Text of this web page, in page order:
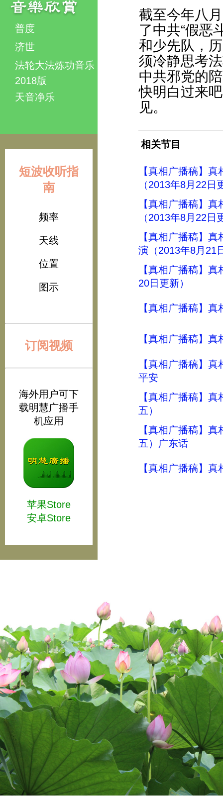
普度
济世
法轮大法炼功音乐
2018版
天音净乐
短波收听指
南
频率
天线
位置
图示
订阅视频
海外用户可下
载明慧广播手
机应用
苹果Store
安卓Store
截至今年八
了中共“假恶
和少先队，
须冷静思考
中共邪党的
快明白过来
见。
相关节目
【真相广播稿】
（2013年8月22日
【真相广播稿】
（2013年8月22日
【真相广播稿】
演（2013年8月21
【真相广播稿】
20日更新）
【真相广播稿】
【真相广播稿】
【真相广播稿】
平安
【真相广播稿】
五）
【真相广播稿】
五）广东话
【真相广播稿】